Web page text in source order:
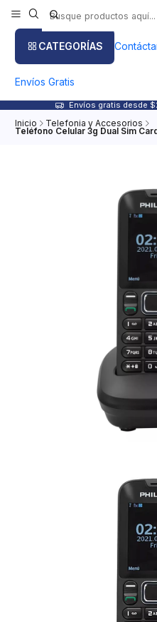
CATEGORÍAS
Envíos Gratis
Envíos gratis desde
Inicio Telefonia y Accesorios
Teléfono Celular 3g Dual Sim